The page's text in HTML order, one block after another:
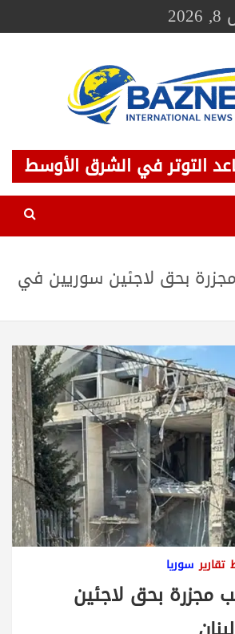
التوتر في الشرق الأوسط
بحق لاجئين سوريين في
تقارير سوريا
مجزرة بحق لاجئين